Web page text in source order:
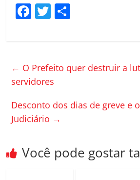
F
b
o
o
k
T
ar
h
← O Prefeito quer destruir a
servidores
Desconto dos dias de greve e
Judiciário →
Você pode gostar